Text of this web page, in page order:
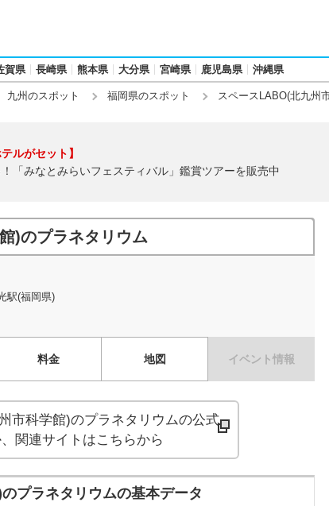
賀県 長崎県 熊本県 大分県 宮崎県 鹿児島県 沖縄県
九州のスポット 福岡県のスポット スペースLABO(北九州
ルがセット】
「みなとみらいフェスティバル」鑑賞ツアーを販売中
)のプラネタリウム
駅(福岡県)
料金 地図 イベント情報
市科学館)のプラネタリウムの公式
関連サイトはこちらから
プラネタリウムの基本データ